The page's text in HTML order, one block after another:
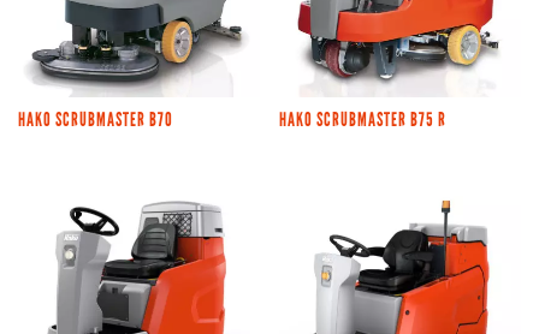
HAKO SCRUBMASTER B70 HAKO SCRUBMASTER B75 R